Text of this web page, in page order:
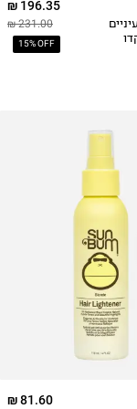
196.35 ₪
231.00 ₪
15% OFF
81.60 ₪